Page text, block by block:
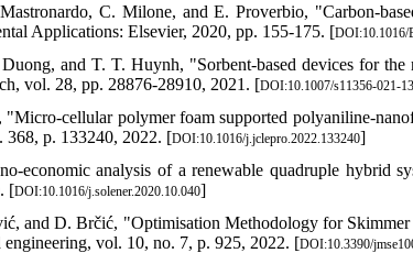
C. Milone, and E. Proverbio, "Carbon-
Applications: Elsevier, 2020, pp. 155-175. [DOI:10.1016/
and T. T. Huynh, "Sorbent-based devices for
vol. 28, pp. 28876-28910, 2021. [DOI:10.1007/s11356-021-
cellular polymer foam supported polyaniline-
368, p. 133240, 2022. [DOI:10.1016/j.jclepro.2022.133240]
economic analysis of a renewable quadruple hybrid
[DOI:10.1016/j.solener.2020.10.040]
and D. Brčić, "Optimisation Methodology for
vol. 10, no. 7, p. 925, 2022. [DOI:10.3390/